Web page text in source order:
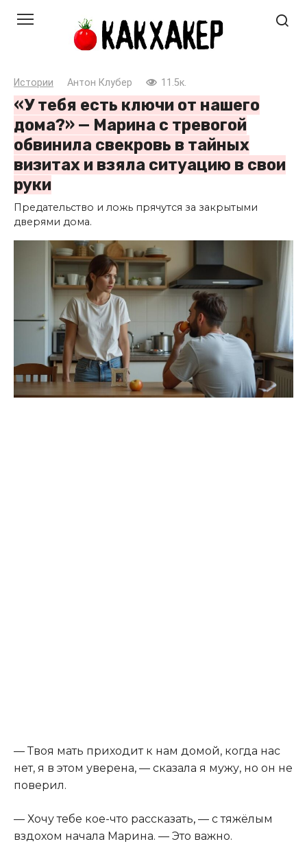
Истории Антон Клубер 11.5к.
«У тебя есть ключи от нашего
дома?» — Марина с тревогой
обвинила свекровь в тайных
визитах и взяла ситуацию в свои
руки
Предательство и ложь прячутся за закрытыми
дверями дома.
— Твоя мать приходит к нам домой, когда нас
нет, я в этом уверена, — сказала я мужу, но он не
поверил.
— Хочу тебе кое-что рассказать, — с тяжёлым
вздохом начала Марина. — Это важно.